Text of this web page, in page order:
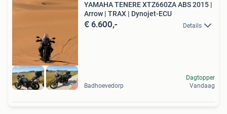
YAMAHA TENERE XTZ660ZA ABS 2015 |
Arrow | TRAX | Dynojet-ECU
€ 6.600,- Details
Badhoevedorp
Dagtopper
Vandaag